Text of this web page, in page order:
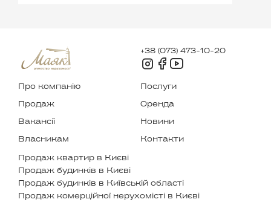
+38 (073) 473-10-20
Про компанію Послуги
Продаж Оренда
Вакансії Новини
Власникам Контакти
Продаж квартир в Києві
Продаж будинків в Києві
Продаж будинків в Київській області
Продаж комерційної нерухомісті в Києві